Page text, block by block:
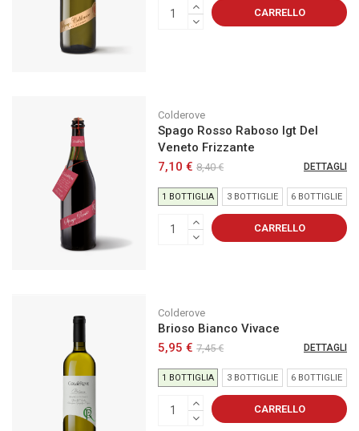
CARRELLO
Colderove
Spago Rosso Raboso Igt Del
Veneto Frizzante
7,10 €8,40 € DETTAGLI
1 BOTTIGLIA 3 BOTTIGLIE 6 BOTTIGLIE
CARRELLO
Colderove
Brioso Bianco Vivace
5,95 €7,45 € DETTAGLI
1 BOTTIGLIA 3 BOTTIGLIE 6 BOTTIGLIE
CARRELLO